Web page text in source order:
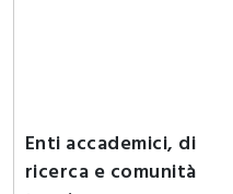
Enti accademici, di
ricerca e comunità